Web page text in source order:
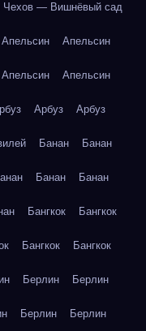
Чехов — Вишнёвый сад
Апельсин Апельсин
Апельсин Апельсин
Арбуз Арбуз
Банан Банан
Банан Банан
Бангкок Бангкок
Бангкок Бангкок
Берлин Берлин
Берлин Берлин